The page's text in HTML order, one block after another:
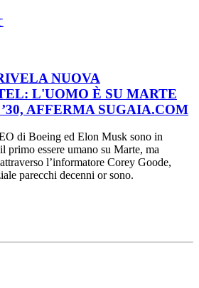
NUOVA
L'UOMO È SU MARTE
AFFERMA SUGAIA.COM
di Boeing ed Elon Musk sono in
primo essere umano su Marte, ma
l’informatore Corey Goode,
parecchi decenni or sono.